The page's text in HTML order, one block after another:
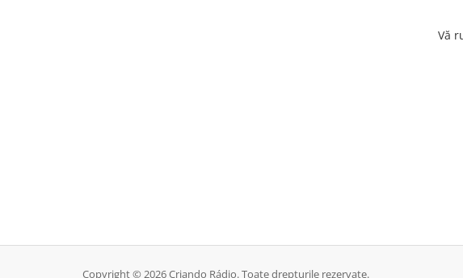
Vă
Copyright © 2026 Criando Rádio. Toate drepturile rezervate.